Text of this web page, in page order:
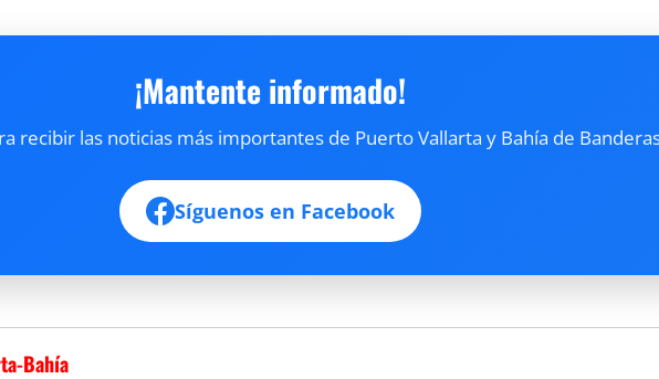
¡Mantente informado!
recibir las noticias más importantes de Puerto Vallarta y Bahía de
Síguenos en Facebook
Bahía